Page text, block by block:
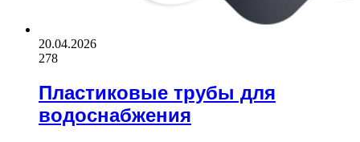
20.04.2026
278
Пластиковые трубы для
водоснабжения